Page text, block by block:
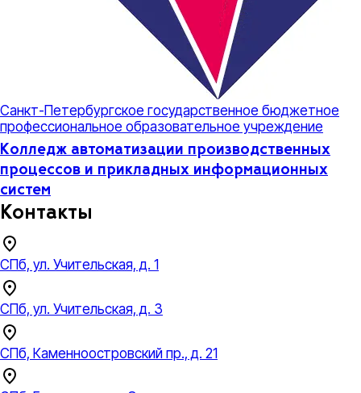
Санкт-Петербургское государственное бюджетное
профессиональное образовательное учреждение
Колледж автоматизации производственных
процессов и прикладных информационных
систем
Контакты
СПб, ул. Учительская, д. 1
СПб, ул. Учительская, д. 3
СПб, Каменноостровский пр., д. 21